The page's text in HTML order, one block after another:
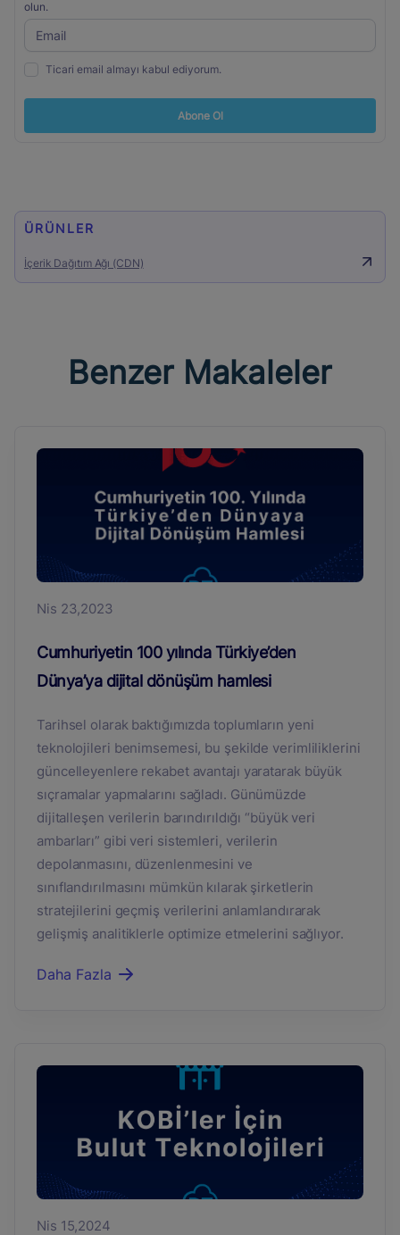
olun.
Ticari email almayı kabul ediyorum.
Abone Ol
ÜRÜNLER
İçerik Dağıtım Ağı (CDN)
Benzer Makaleler
Nis 23,2023
Cumhuriyetin 100 yılında Türkiye’den
Dünya’ya dijital dönüşüm hamlesi
Tarihsel olarak baktığımızda toplumların yeni
teknolojileri benimsemesi, bu şekilde verimliliklerini
güncelleyenlere rekabet avantajı yaratarak büyük
sıçramalar yapmalarını sağladı. Günümüzde
dijitalleşen verilerin barındırıldığı “büyük veri
ambarları” gibi veri sistemleri, verilerin
depolanmasını, düzenlenmesini ve
sınıflandırılmasını mümkün kılarak şirketlerin
stratejilerini geçmiş verilerini anlamlandırarak
gelişmiş analitiklerle optimize etmelerini sağlıyor.
Daha Fazla
Nis 15,2024